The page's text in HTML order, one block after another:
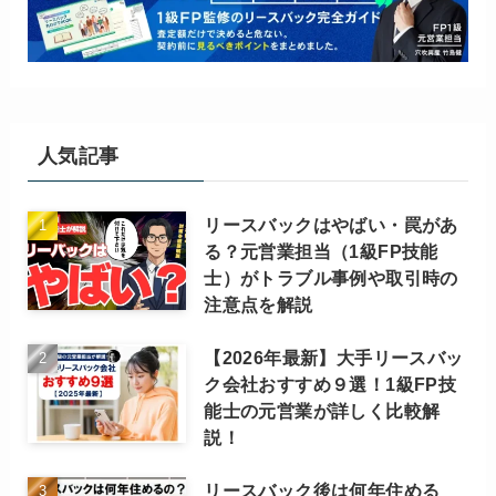
人気記事
リースバックはやばい・罠があ
る？元営業担当（1級FP技能
士）がトラブル事例や取引時の
注意点を解説
【2026年最新】大手リースバッ
ク会社おすすめ９選！1級FP技
能士の元営業が詳しく比較解
説！
リースバック後は何年住める